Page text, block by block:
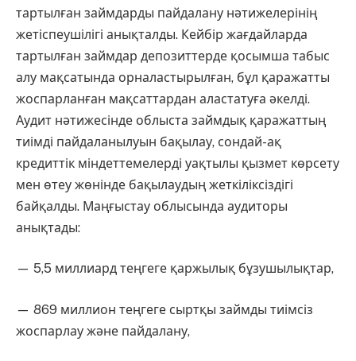
тартылған займдарды пайдалану нәтижелерінің
жетіспеушілігі анықталды. Кейбір жағдайларда
тартылған займдар депозиттерде қосымша табыс
алу мақсатында орналастырылған, бұл қаражатты
жоспарланған мақсаттардан аластатуға әкелді.
Аудит нәтижесінде облыста займдық қаражаттың
тиімді пайдаланылуын бақылау, сондай-ақ
кредиттік міндеттемелерді уақтылы қызмет көрсету
мен өтеу жөнінде бақылаудың жеткіліксіздігі
байқалды. Маңғыстау облысында аудиторы
анықтады:
— 5,5 миллиард теңгеге қаржылық бұзушылықтар,
— 869 миллион теңгеге сыртқы займды тиімсіз
жоспарлау және пайдалану,